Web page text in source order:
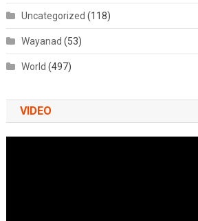
Uncategorized (118)
Wayanad (53)
World (497)
VIDEO